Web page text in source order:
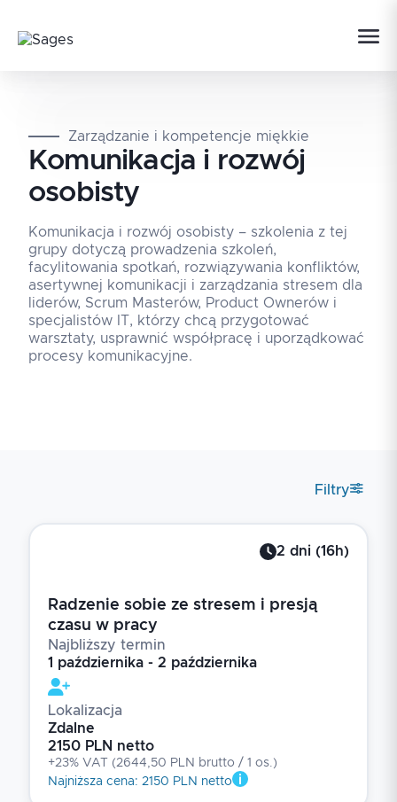
Zarządzanie i kompetencje miękkie
Komunikacja i rozwój
osobisty
Komunikacja i rozwój osobisty – szkolenia z tej
grupy dotyczą prowadzenia szkoleń,
facylitowania spotkań, rozwiązywania konfliktów,
asertywnej komunikacji i zarządzania stresem dla
liderów, Scrum Masterów, Product Ownerów i
specjalistów IT, którzy chcą przygotować
warsztaty, usprawnić współpracę i uporządkować
procesy komunikacyjne.
Filtry
2 dni (16h)
Radzenie sobie ze stresem i presją
czasu w pracy
Najbliższy termin
1 października - 2 października
Lokalizacja
Zdalne
2150 PLN netto
+23% VAT (2644,50 PLN brutto / 1 os.)
Najniższa cena: 2150 PLN netto